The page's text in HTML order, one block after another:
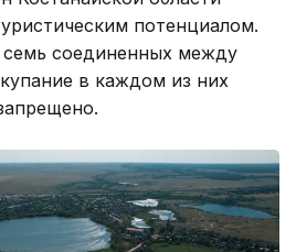
потенциалом.
соединенных между
в каждом из них